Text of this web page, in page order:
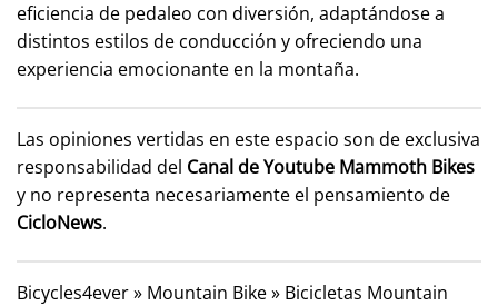
eficiencia de pedaleo con diversión, adaptándose a
distintos estilos de conducción y ofreciendo una
experiencia emocionante en la montaña.
Las opiniones vertidas en este espacio son de exclusiva
responsabilidad del Canal de Youtube Mammoth Bikes
y no representa necesariamente el pensamiento de
CicloNews.
Bicycles4ever» Mountain Bike» Bicicletas Mountain